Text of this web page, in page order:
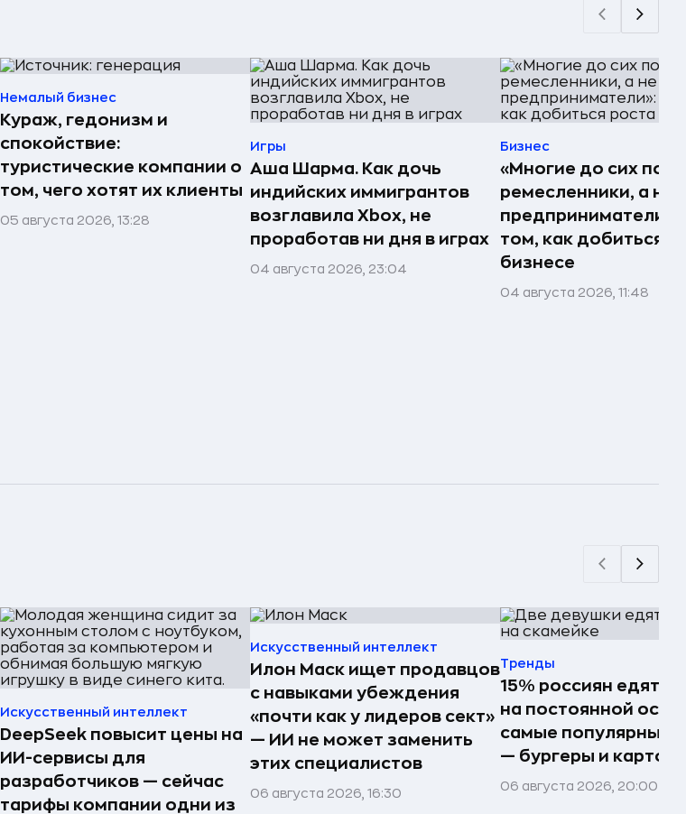
Немалый бизнес
Кураж, гедонизм и
спокойствие:
туристические компании о
том, чего хотят их клиенты
05 августа 2026, 13:28
Игры
Аша Шарма. Как дочь
индийских иммигрантов
возглавила Xbox, не
проработав ни дня в играх
04 августа 2026, 23:04
Бизнес
«Многие до сих пор
ремесленники, а не
предприниматели»:
том, как добиться
бизнесе
04 августа 2026, 11:48
Искусственный интеллект
DeepSeek повысит цены на
ИИ-сервисы для
разработчиков — сейчас
тарифы компании одни из
Искусственный интеллект
Илон Маск ищет продавцов
с навыками убеждения
«почти как у лидеров сект»
— ИИ не может заменить
этих специалистов
06 августа 2026, 16:30
Тренды
15% россиян едят
на постоянной
самые популярные
— бургеры и
06 августа 2026, 20:00